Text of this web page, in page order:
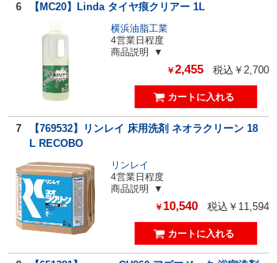
6 【MC20】Linda タイヤ痕クリアー 1L
横浜油脂工業
4営業日程度
商品説明
￥2,455 税込￥2,700
7
【769532】リンレイ 床用洗剤 ネオラクリーン 18
L RECOBO
リンレイ
4営業日程度
商品説明
￥ 10,540 税込￥11,594